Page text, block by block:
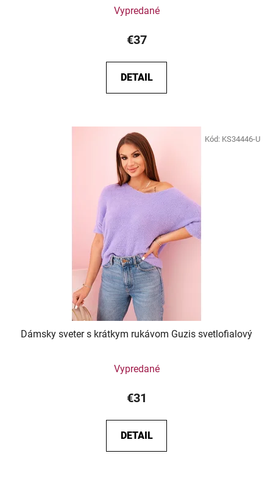
Vypredané
€37
DETAIL
Dámsky sveter s krátkym rukávom Guzis svetlofialový
Vypredané
€31
DETAIL
Kód: KS34446-U